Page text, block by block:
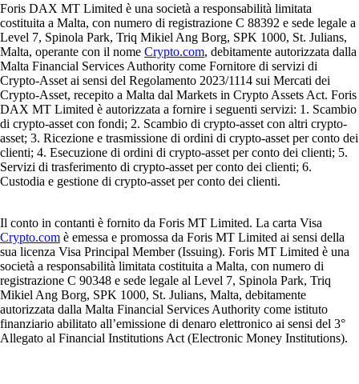
Foris DAX MT Limited è una società a responsabilità limitata
costituita a Malta, con numero di registrazione C 88392 e sede legale a
Level 7, Spinola Park, Triq Mikiel Ang Borg, SPK 1000, St. Julians,
Malta, operante con il nome Crypto.com, debitamente autorizzata dalla
Malta Financial Services Authority come Fornitore di servizi di
Crypto-Asset ai sensi del Regolamento 2023/1114 sui Mercati dei
Crypto-Asset, recepito a Malta dal Markets in Crypto Assets Act. Foris
DAX MT Limited è autorizzata a fornire i seguenti servizi: 1. Scambio
di crypto-asset con fondi; 2. Scambio di crypto-asset con altri crypto-
asset; 3. Ricezione e trasmissione di ordini di crypto-asset per conto dei
clienti; 4. Esecuzione di ordini di crypto-asset per conto dei clienti; 5.
Servizi di trasferimento di crypto-asset per conto dei clienti; 6.
Custodia e gestione di crypto-asset per conto dei clienti.
Il conto in contanti è fornito da Foris MT Limited. La carta Visa
Crypto.com è emessa e promossa da Foris MT Limited ai sensi della
sua licenza Visa Principal Member (Issuing). Foris MT Limited è una
società a responsabilità limitata costituita a Malta, con numero di
registrazione C 90348 e sede legale al Level 7, Spinola Park, Triq
Mikiel Ang Borg, SPK 1000, St. Julians, Malta, debitamente
autorizzata dalla Malta Financial Services Authority come istituto
finanziario abilitato all’emissione di denaro elettronico ai sensi del 3°
Allegato al Financial Institutions Act (Electronic Money Institutions).